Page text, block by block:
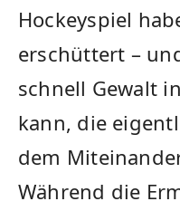
Hockeyspiel
erschüttert –
schnell Gewalt
kann, die
dem
Während die